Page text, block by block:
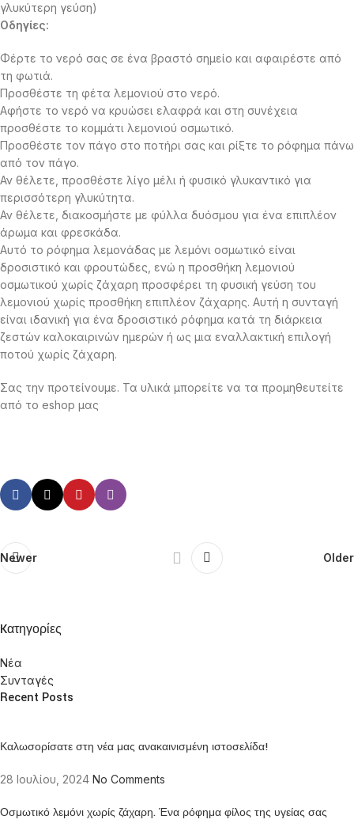
γλυκύτερη γεύση)
Οδηγίες:
Φέρτε το νερό σας σε ένα βραστό σημείο και αφαιρέστε από
τη φωτιά.
Προσθέστε τη φέτα λεμονιού στο νερό.
Αφήστε το νερό να κρυώσει ελαφρά και στη συνέχεια
προσθέστε το κομμάτι λεμονιού οσμωτικό.
Προσθέστε τον πάγο στο ποτήρι σας και ρίξτε το ρόφημα πάνω
από τον πάγο.
Αν θέλετε, προσθέστε λίγο μέλι ή φυσικό γλυκαντικό για
περισσότερη γλυκύτητα.
Αν θέλετε, διακοσμήστε με φύλλα δυόσμου για ένα επιπλέον
άρωμα και φρεσκάδα.
Αυτό το ρόφημα λεμονάδας με λεμόνι οσμωτικό είναι
δροσιστικό και φρουτώδες, ενώ η προσθήκη λεμονιού
οσμωτικού χωρίς ζάχαρη προσφέρει τη φυσική γεύση του
λεμονιού χωρίς προσθήκη επιπλέον ζάχαρης. Αυτή η συνταγή
είναι ιδανική για ένα δροσιστικό ρόφημα κατά τη διάρκεια
ζεστών καλοκαιρινών ημερών ή ως μια εναλλακτική επιλογή
ποτού χωρίς ζάχαρη.
Σας την προτείνουμε. Τα υλικά μπορείτε να τα προμηθευτείτε
από το eshop μας
Newer Older
Kατηγορίες
Νέα
Συνταγές
Recent Posts
Καλωσορίσατε στη νέα μας ανακαινισμένη ιστοσελίδα!
28 Ιουλίου, 2024 No Comments
Οσμωτικό λεμόνι χωρίς ζάχαρη. Ένα ρόφημα φίλος της υγείας σας